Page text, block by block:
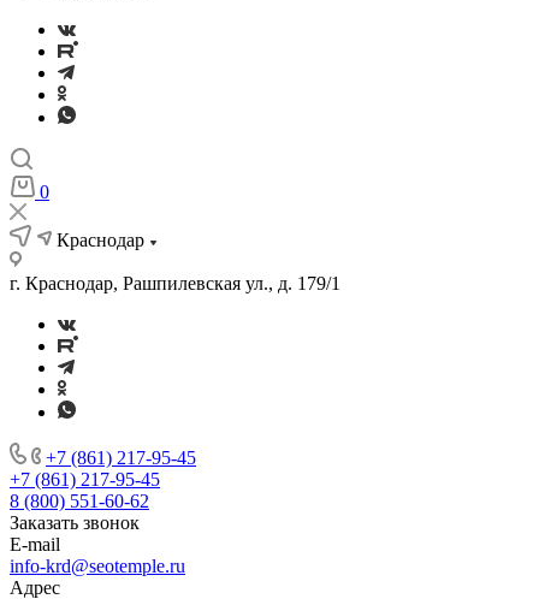
0
Краснодар
г. Краснодар, Рашпилевская ул., д. 179/1
+7 (861) 217-95-45
+7 (861) 217-95-45
8 (800) 551-60-62
Заказать звонок
E-mail
info-krd@seotemple.ru
Адрес